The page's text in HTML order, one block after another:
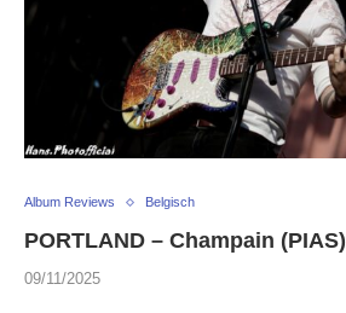
Album Reviews Belgisch
PORTLAND – Champain (PIAS)
09/11/2025